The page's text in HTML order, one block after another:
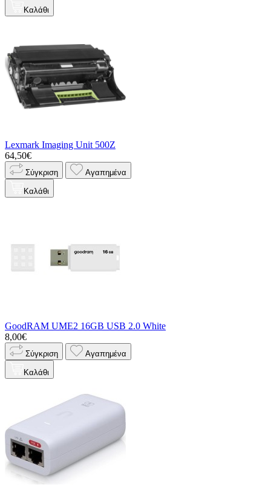
Καλάθι
Lexmark Imaging Unit 500Z
64,50€
Σύγκριση Αγαπημένα
Καλάθι
GoodRAM UME2 16GB USB 2.0 White
8,00€
Σύγκριση Αγαπημένα
Καλάθι